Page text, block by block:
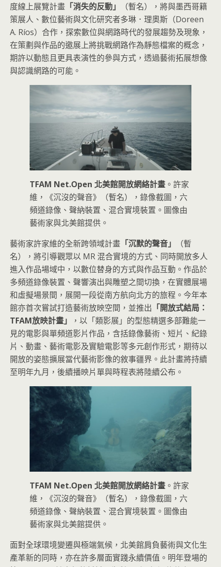
度線上展覽計畫 「消失的反動」
（暫名），將與墨西哥籍
策展人、數位藝術與文化研究者多琳．理奧斯（Doreen
A. Ríos）合作，探索數位與網路時代的發展趨勢及現象，
在策劃與作品的邀展上將挑戰網路作為靜態檔案的概念，
期許以動態且更具表演性的參與方式，透過藝術拓展想像
與認識網路的可能。
TFAM Net.Open 北美館開放網絡計畫 。許家
維，《沉沒的聲音》（暫名），錄像截圖，六
頻道錄像、聲納裝置、混合實境裝置。圖像由
藝術家與北美館提供。
藝術家許家維的全新跨領域計畫 「沉默的聲音」
（暫
名），將引導觀眾以 MR 混合實境的方式、同時開放多人
進入作品場域中，以數位替身的方式與作品互動。作品於
多頻道錄像裝置、聲響演出與雕塑之間切換，在實體展場
和虛擬場景間，展開一段從南方航向北方的旅程。今年本
館亦首次嘗試打造藝術放映空間，並推出 「開放式結局：
TFAM放映計畫」
，以「類影展」的型態精選多部難能一
見的電影與單頻道影片作品，含括錄像藝術、短片、紀錄
片、動畫、藝術電影及實驗電影等多元創作形式，期待以
開放的姿態擴展當代藝術影像的敘事疆界。此計畫將持續
至明年九月，後續播映片單與時程表將陸續公布。
TFAM Net.Open 北美館開放網絡計畫 。許家
維，《沉沒的聲音》（暫名），錄像截圖，六
頻道錄像、聲納裝置、混合實境裝置。圖像由
藝術家與北美館提供。
面對全球環境變遷與極端氣候，北美館肩負藝術與文化生
產革新的同時，亦在許多層面實踐永續價值。明年登場的